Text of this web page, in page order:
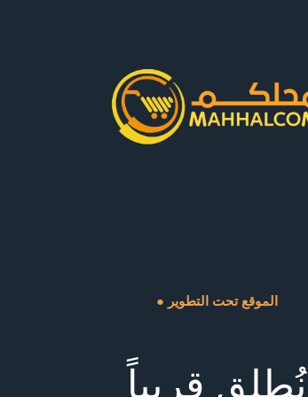
● الموقع تحت التطوير
نُطلق قريباً